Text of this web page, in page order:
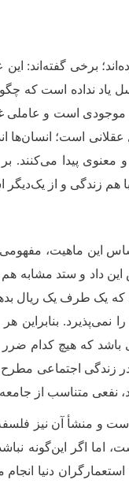
برخی گفته‌اند:
نداده است که چگونه
موجودی است و
است؛ انسان‌ها
پیدا می‌کنند. بر
زندگی و از یک‌دیگر
این ماهیت،
داد و ستد مشابه
که یک طرف یک ریال
بنابراین
که هیچ کدام ضرر
زندگی اجتماعی
نفعی متناسب از
و منشأ آن نیز
اما اگر این‌گونه
استعمارگران دنیا